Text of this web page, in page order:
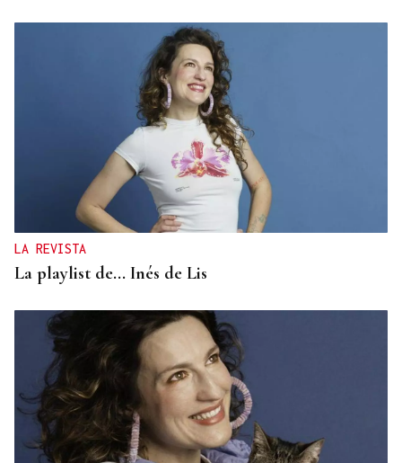
LA REVISTA
La playlist de... Inés de Lis